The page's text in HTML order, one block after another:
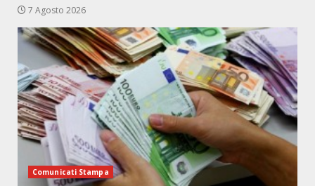
7 Agosto 2026
Comunicati Stampa